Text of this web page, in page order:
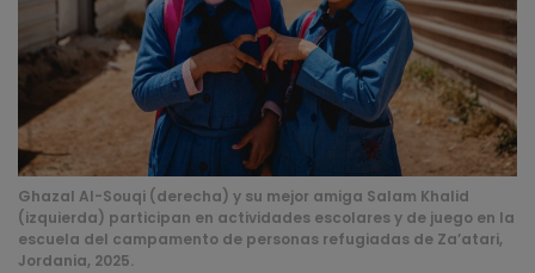
Ghazal Al-Souqi (derecha) y su mejor amiga Salam Khalid
(izquierda) participan en actividades escolares y de juego en la
escuela del campamento de personas refugiadas de Za’atari,
Jordania, 2025.